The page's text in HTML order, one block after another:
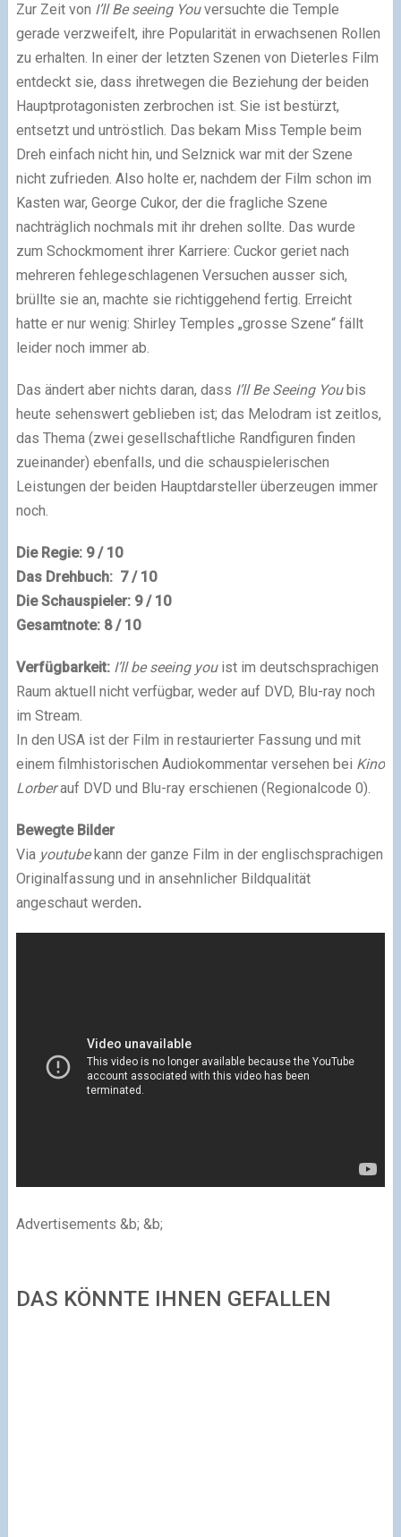
Zur Zeit von I’ll Be seeing Youversuchte die Temple
gerade verzweifelt, ihre Popularität in erwachsenen Rollen
zu erhalten. In einer der letzten Szenen von Dieterles Film
entdeckt sie, dass ihretwegen die Beziehung der beiden
Hauptprotagonisten zerbrochen ist. Sie ist bestürzt,
entsetzt und untröstlich. Das bekam Miss Temple beim
Dreh einfach nicht hin, und Selznick war mit der Szene
nicht zufrieden. Also holte er, nachdem der Film schon im
Kasten war, George Cukor, der die fragliche Szene
nachträglich nochmals mit ihr drehen sollte. Das wurde
zum Schockmoment ihrer Karriere: Cuckor geriet nach
mehreren fehlegeschlagenen Versuchen ausser sich,
brüllte sie an, machte sie richtiggehend fertig. Erreicht
hatte er nur wenig: Shirley Temples „grosse Szene“ fällt
leider noch immer ab.
Das ändert aber nichts daran, dass I’ll Be Seeing Youbis
heute sehenswert geblieben ist; das Melodram ist zeitlos,
das Thema (zwei gesellschaftliche Randfiguren finden
zueinander) ebenfalls, und die schauspielerischen
Leistungen der beiden Hauptdarsteller überzeugen immer
noch.
Die Regie: 9 / 10
Das Drehbuch: 7 / 10
Die Schauspieler: 9 / 10
Gesamtnote: 8 / 10
Verfügbarkeit:I’ll be seeing you ist im deutschsprachigen
Raum aktuell nicht verfügbar, weder auf DVD, Blu-ray noch
im Stream.
In den USA ist der Film in restaurierter Fassung und mit
einem filmhistorischen Audiokommentar versehen bei Kino
Lorberauf DVD und Blu-ray erschienen (Regionalcode 0).
Bewegte Bilder
Via youtubekann der ganze Film in der englischsprachigen
Originalfassung und in ansehnlicher Bildqualität
angeschaut werden.
Advertisements &b; &b;
DAS KÖNNTE IHNEN GEFALLEN